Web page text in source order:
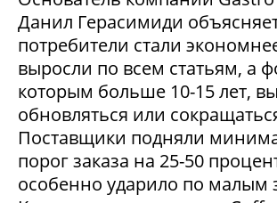
Данил Герасимиди
потребители стали
выросли по всем статьям, а
которым больше 10-15 лет,
обновляться или
Поставщики подняли
порог заказа на 25-50
особенно ударило по малым